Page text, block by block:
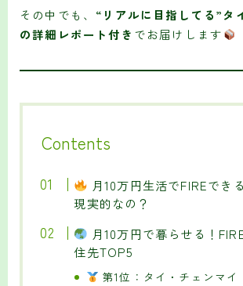
その中でも、 “リアルに目指してる”タ
の詳細レポート付き でお届けします
Contents
月10万円生活でFIREでき
現実的なの？
月10万円で暮らせる！
住先TOP5
第1位：タイ・チェンマイ